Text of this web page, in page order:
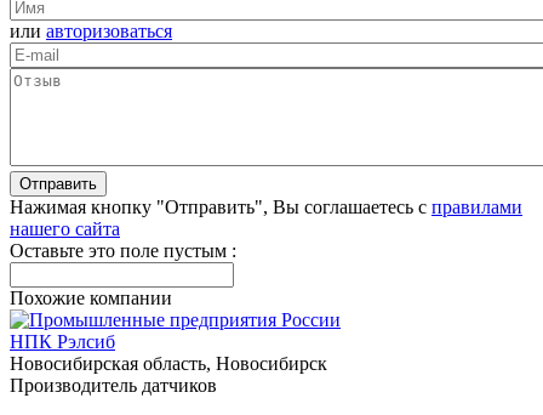
или авторизоваться
Нажимая кнопку "Отправить", Вы соглашаетесь с правилами
нашего сайта
Оставьте это поле пустым :
Похожие компании
НПК Рэлсиб
Новосибирская область, Новосибирск
Производитель датчиков